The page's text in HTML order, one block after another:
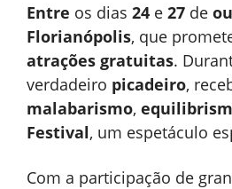
Entre os dias 24 e 27 de
Florianópolis, que
atrações gratuitas.
verdadeiro picadeiro,
malabarismo,
Festival, um espetáculo
Com a participação de